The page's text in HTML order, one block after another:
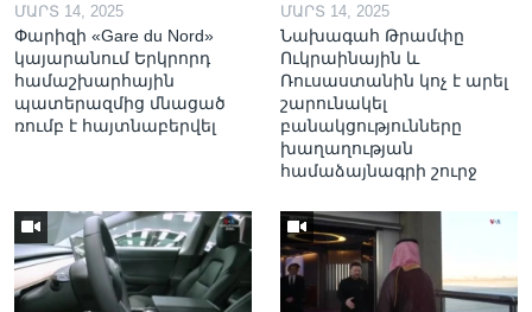
ՄԱՐՏ 14, 2025
Փարիզի «Gare du Nord»
կայարանում Երկրորդ
համաշխարհային
պատերազմից մնացած
ռումբ է հայտնաբերվել
ՄԱՐՏ 14, 2025
Նախագահ Թրամփը
Ուկրաինային և
Ռուսաստանին կոչ է արել
շարունակել
բանակցությունները
խաղաղության
համաձայնագրի շուրջ